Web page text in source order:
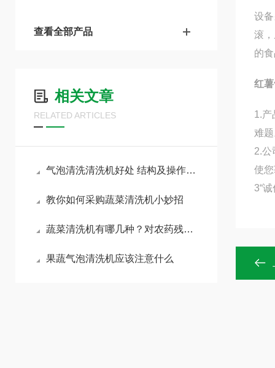
查看全部产品
相关文章
RELATED ARTICLES
气泡清洗清洗机好处 结构及操作步骤
教你如何采购蔬菜清洗机小妙招
蔬菜清洗机有哪几种？对农药残留有没有作用？
果蔬气泡清洗机应该注意什么
设
滚
的
红
1.产
难
2.公
使
3“